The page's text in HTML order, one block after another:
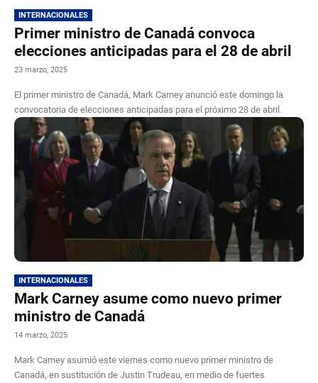
INTERNACIONALES
Primer ministro de Canadá convoca
elecciones anticipadas para el 28 de abril
23 marzo, 2025
El primer ministro de Canadá, Mark Carney anunció este domingo la
convocatoria de elecciones anticipadas para el próximo 28 de abril.
INTERNACIONALES
Mark Carney asume como nuevo primer
ministro de Canadá
14 marzo, 2025
Mark Carney asumió este viernes como nuevo primer ministro de
Canadá, en sustitución de Justin Trudeau, en medio de fuertes